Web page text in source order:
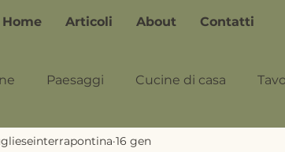
Home Articoli About Contatti
Paesaggi Cucine di casa
16 gen